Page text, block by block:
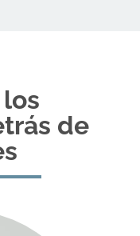
de